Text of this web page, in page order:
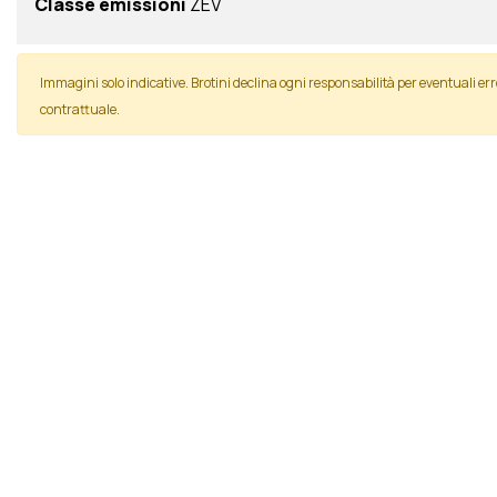
Immagini solo indicative. Brotini declina ogni responsabilità per eventuali
contrattuale.